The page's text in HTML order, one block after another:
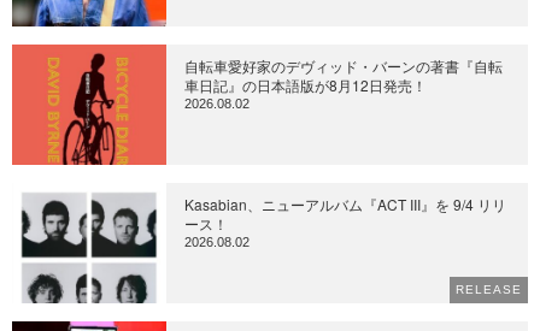
自転車愛好家のデヴィッド・バーンの著書『自転
車日記』の日本語版が8月12日発売！
2026.08.02
Kasabian、ニューアルバム『ACT III』を 9/4 リリ
ース！
2026.08.02
RELEASE